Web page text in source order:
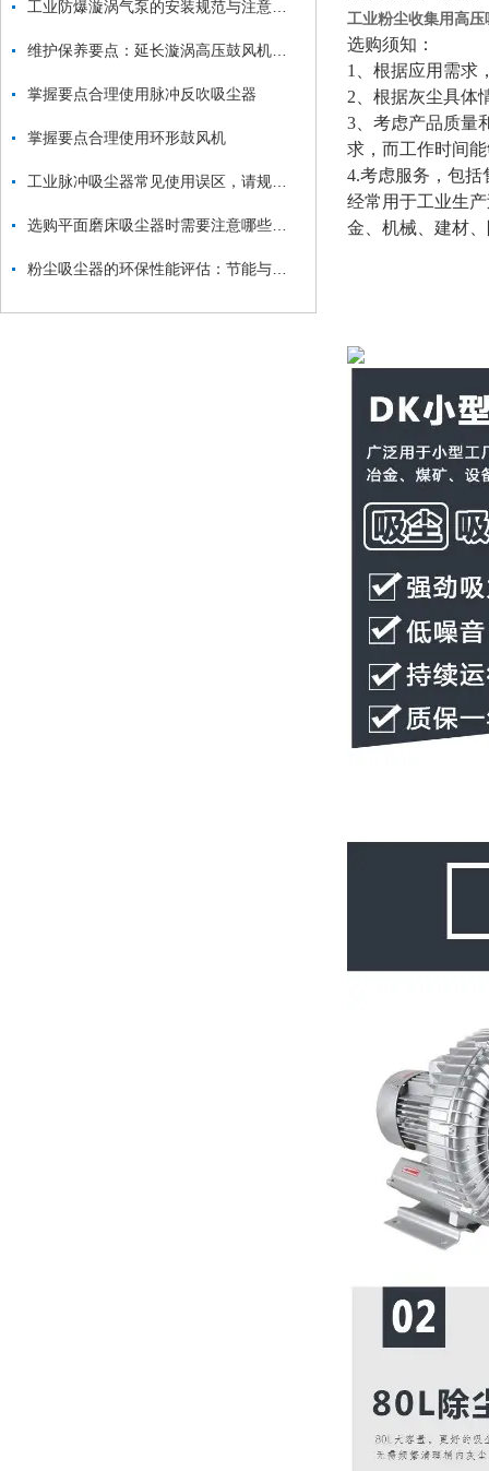
掌握要点合理使用脉冲反吹吸尘器
掌握要点合理使用环形鼓风机
工业粉尘收集用高压
选购须知：
1、根据应用需求
2、根据灰尘具体
3、考虑产品质量
求，而工作时间
4.考虑服务，包
经常用于工业生
金、机械、建材